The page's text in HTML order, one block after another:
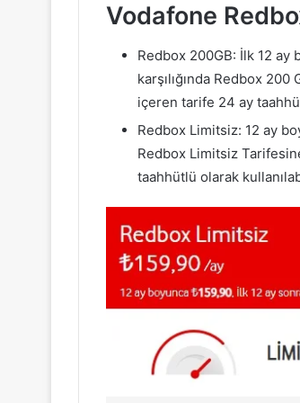
Vodafone
Redbox 200GB: İlk 12 ay
karşılığında Redbox
içeren tarife 24 ay
Redbox Limitsiz: 12 ay
Redbox Limitsiz
taahhütlü olarak